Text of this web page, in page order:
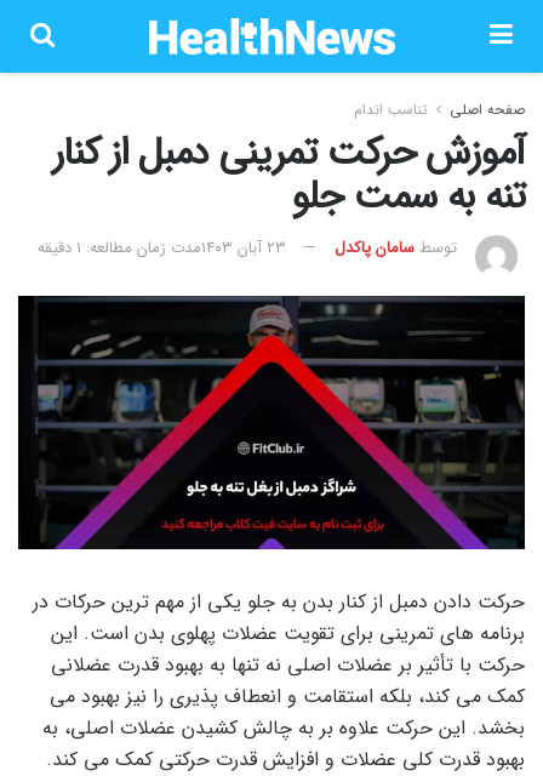
صفحه اصلی تناسب اندام
آموزش حرکت تمرینی دمبل از کنار
تنه به سمت جلو
توسطسامان پاکدل ۲۳ آبان ۱۴۰۳ مدت زمان مطالعه: 1 دقیقه
حرکت دادن دمبل از کنار بدن به جلو یکی از مهم ترین حرکات در
برنامه های تمرینی برای تقویت عضلات پهلوی بدن است. این
حرکت با تأثیر بر عضلات اصلی نه تنها به بهبود قدرت عضلانی
کمک می کند، بلکه استقامت و انعطاف پذیری را نیز بهبود می
بخشد. این حرکت علاوه بر به چالش کشیدن عضلات اصلی، به
بهبود قدرت کلی عضلات و افزایش قدرت حرکتی کمک می کند.